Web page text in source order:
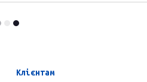
Клієнтам